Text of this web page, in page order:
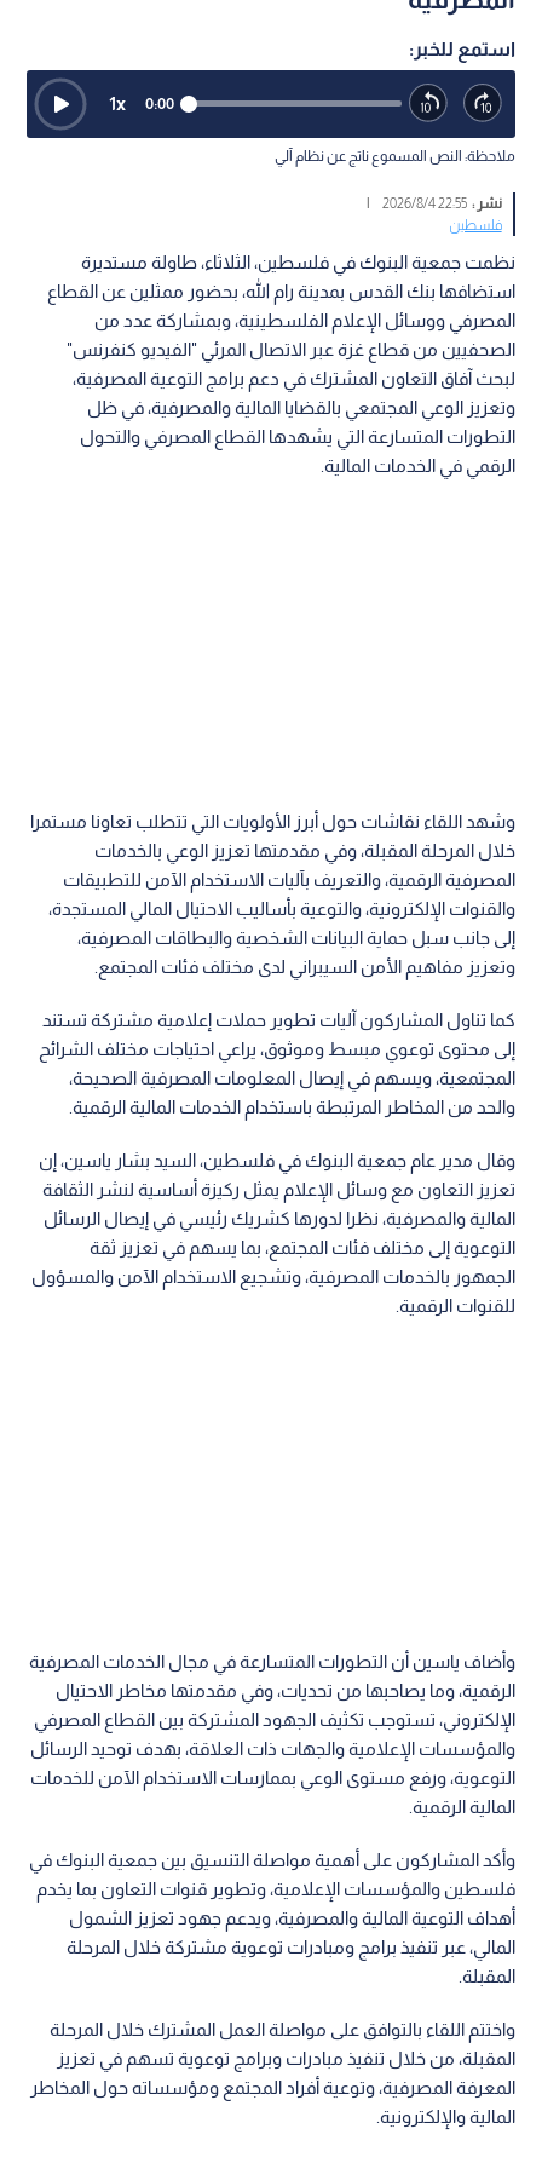
استمع للخبر:
0:00
1x
ملاحظة: النص المسموع ناتج عن نظام آلي
نشر :22:55 2026/8/4
|
فلسطين
نظمت جمعية البنوك في فلسطين، الثلاثاء، طاولة مستديرة
استضافها بنك القدس بمدينة رام الله، بحضور ممثلين عن القطاع
المصرفي ووسائل الإعلام الفلسطينية، وبمشاركة عدد من
الصحفيين من قطاع غزة عبر الاتصال المرئي "الفيديو كنفرنس"
لبحث آفاق التعاون المشترك في دعم برامج التوعية المصرفية،
وتعزيز الوعي المجتمعي بالقضايا المالية والمصرفية، في ظل
التطورات المتسارعة التي يشهدها القطاع المصرفي والتحول
الرقمي في الخدمات المالية.
وشهد اللقاء نقاشات حول أبرز الأولويات التي تتطلب تعاونا مستمرا
خلال المرحلة المقبلة، وفي مقدمتها تعزيز الوعي بالخدمات
المصرفية الرقمية، والتعريف بآليات الاستخدام الآمن للتطبيقات
والقنوات الإلكترونية، والتوعية بأساليب الاحتيال المالي المستجدة،
إلى جانب سبل حماية البيانات الشخصية والبطاقات المصرفية،
وتعزيز مفاهيم الأمن السيبراني لدى مختلف فئات المجتمع.
كما تناول المشاركون آليات تطوير حملات إعلامية مشتركة تستند
إلى محتوى توعوي مبسط وموثوق، يراعي احتياجات مختلف الشرائح
المجتمعية، ويسهم في إيصال المعلومات المصرفية الصحيحة،
والحد من المخاطر المرتبطة باستخدام الخدمات المالية الرقمية.
وقال مدير عام جمعية البنوك في فلسطين، السيد بشار ياسين، إن
تعزيز التعاون مع وسائل الإعلام يمثل ركيزة أساسية لنشر الثقافة
المالية والمصرفية، نظرا لدورها كشريك رئيسي في إيصال الرسائل
التوعوية إلى مختلف فئات المجتمع، بما يسهم في تعزيز ثقة
الجمهور بالخدمات المصرفية، وتشجيع الاستخدام الآمن والمسؤول
للقنوات الرقمية.
وأضاف ياسين أن التطورات المتسارعة في مجال الخدمات المصرفية
الرقمية، وما يصاحبها من تحديات، وفي مقدمتها مخاطر الاحتيال
الإلكتروني، تستوجب تكثيف الجهود المشتركة بين القطاع المصرفي
والمؤسسات الإعلامية والجهات ذات العلاقة، بهدف توحيد الرسائل
التوعوية، ورفع مستوى الوعي بممارسات الاستخدام الآمن للخدمات
المالية الرقمية.
وأكد المشاركون على أهمية مواصلة التنسيق بين جمعية البنوك في
فلسطين والمؤسسات الإعلامية، وتطوير قنوات التعاون بما يخدم
أهداف التوعية المالية والمصرفية، ويدعم جهود تعزيز الشمول
المالي، عبر تنفيذ برامج ومبادرات توعوية مشتركة خلال المرحلة
المقبلة.
واختتم اللقاء بالتوافق على مواصلة العمل المشترك خلال المرحلة
المقبلة، من خلال تنفيذ مبادرات وبرامج توعوية تسهم في تعزيز
المعرفة المصرفية، وتوعية أفراد المجتمع ومؤسساته حول المخاطر
المالية والإلكترونية.